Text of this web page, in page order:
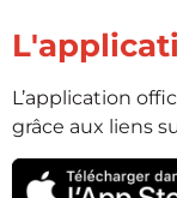
L’application
grâce aux liens